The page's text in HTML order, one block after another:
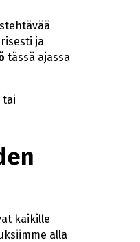
ja
tässä ajassa
tai
kaikille
alla